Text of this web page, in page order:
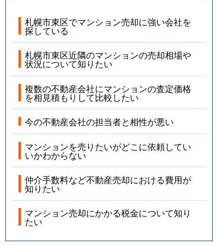
札幌市東区でマンション売却に強い会社を
探している
札幌市東区近隣のマンションの売却相場や
状況について知りたい
複数の不動産会社にマンションの査定価格
を相見積もりして比較したい
今の不動産会社の担当者と相性が悪い
マンションを売りたいがどこに依頼してい
いかわからない
仲介手数料など不動産売却における費用が
知りたい
マンション売却にかかる税金について知り
たい